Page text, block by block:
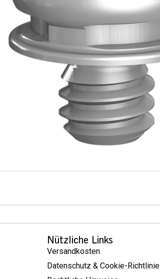
Nützliche Links
Versandkosten
Datenschutz & Cookie-Richtlinie